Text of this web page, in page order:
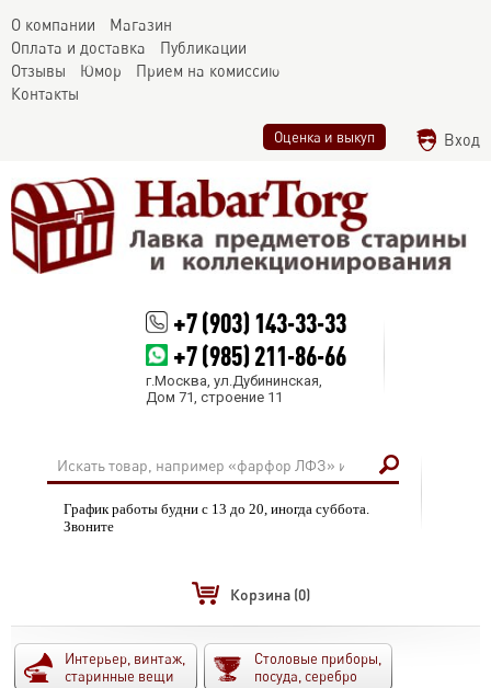
О компании
Магазин
Оплата и доставка
Публикации
Отзывы
Юмор
Прием на комиссию
Контакты
Оценка и выкуп Вход
+7 (903) 143-33-33
+7 (985) 211-86-66
г.Москва, ул.Дубининская,
Дом 71, строение 11
График работы будни с 13 до 20, иногда суббота.
Звоните
Корзина (0)
Интерьер, винтаж,
старинные вещи
Столовые приборы,
посуда, серебро